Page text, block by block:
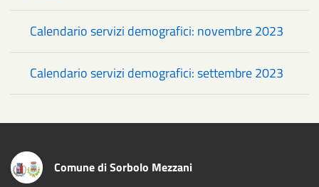
Calendario servizi demografici: novembre 2023
Calendario servizi demografici: settembre 2023
Comune di Sorbolo Mezzani